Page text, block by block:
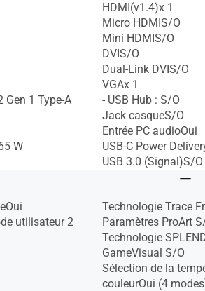
Gen 1 Type-A
W
HDMI(v1.4)x 1
Micro HDMIS/O
Mini HDMIS/O
DVIS/O
Dual-Link DVIS/O
VGAx 1
- USB Hub : S/O
Jack casqueS/O
Entrée PC audioOui
USB-C Power
USB 3.0 (Signal)S/O
utilisateur 2
Technologie Trace
Paramètres ProArt
Technologie
GameVisual S/O
Sélection de la
couleurOui (4